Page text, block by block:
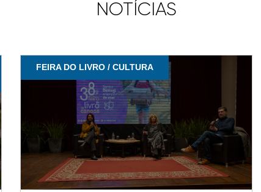
NOTÍCIAS
FEIRA DO LIVRO / CULTURA